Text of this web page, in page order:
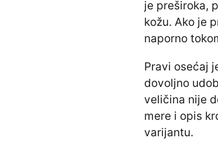
je preširoka,
kožu. Ako je
naporno
Pravi osećaj
dovoljno
veličina nije
mere i opis
varijantu.